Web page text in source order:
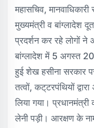
महासचिव,
मुख्यमंत्री व बांग्लादेश
प्रदर्शन कर रहे लोगों ने
बांग्लादेश में 5 अगस्त
हुई शेख हसीना सरकार
तत्वों, कट्‌टरपंथियों
लिया गया।
लेनी पड़ी। आरक्षण के